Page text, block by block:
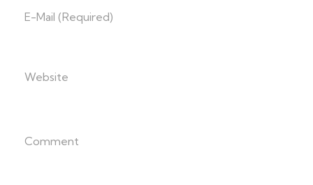
E-Mail (required)
Website
Comment